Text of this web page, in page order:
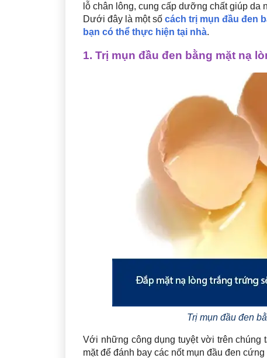
lỗ chân lông, cung cấp dưỡng chất giúp da
Dưới đây là một số cách trị mụn đầu đen
bạn có thể thực hiện tại nhà.
1. Trị mụn đầu đen bằng mặt nạ
Trị mụn đầu đen
Với những công dụng tuyệt vời trên chúng
mặt để đánh bay các nốt mụn đầu đen cứng